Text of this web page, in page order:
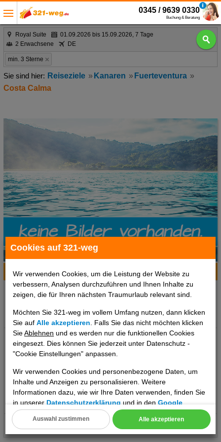
Cookies auf 321-weg
Wir verwenden Cookies, um die Leistung der Website zu
verbessern, Analysen durchzuführen und Ihnen Inhalte zu
zeigen, die für Ihren nächsten Traumurlaub relevant sind.
Möchten Sie 321-weg im vollem Umfang nutzen, dann klicken
Sie aufAlle akzeptieren . Falls Sie das nicht möchten klicken
SieAblehnen und es werden nur die funktionellen Cookies
eingesezt. Dies können Sie jederzeit unter Datenschutz -
"Cookie Einstellungen" anpassen.
Wir verwenden Cookies und personenbezogene Daten, um
Inhalte und Anzeigen zu personalisieren. Weitere
Informationen dazu, wie wir Ihre Daten verwenden, finden Sie
in unsererDatenschutzerklärung und in denGoogle
Datenschutz- und Nutzungsbedingungen
Cookie Einstellungen
Alle akzeptieren
Auswahl zustimmen
0345 / 9639 0330
Buchung & Beratung
Royal Suite
01.09.2026 bis 15.09.2026, 7 Tage
2 Erwachsene
DE
min. 3 Sterne
Reiseziele Kanaren
Fuerteventura
Costa Calma
Hotelinfo Bilder Karte
Ort:
k.A.°C
k.A.°C k.A.°C
..weiterlesen